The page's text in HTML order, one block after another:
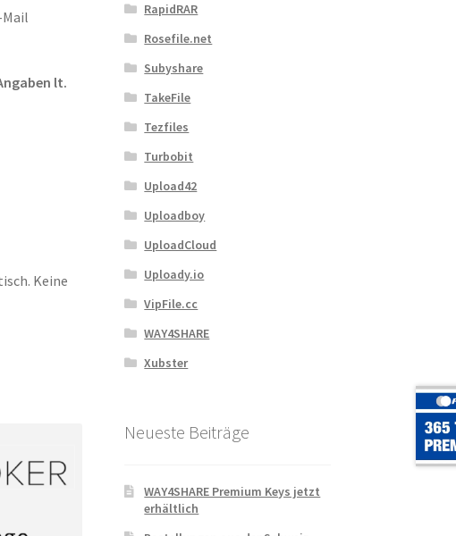
lt.
Keine
RapidRAR
Rosefile.net
Subyshare
TakeFile
Tezfiles
Turbobit
Upload42
Uploadboy
UploadCloud
Uploady.io
VipFile.cc
WAY4SHARE
Xubster
Neueste Beiträge
WAY4SHARE Premium Keys jetzt
erhältlich